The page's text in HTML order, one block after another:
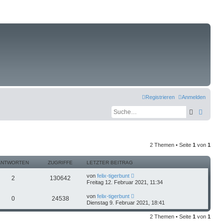
Anmelden
Registrieren
Suche
2 Themen • Seite 1 von 1
ZUGRIFFE LETZTER BEITRAG
2 130642 von felix-tigerbunt
Freitag 12. Februar 2021, 11:34
0 24538 von felix-tigerbunt
Dienstag 9. Februar 2021, 18:41
2 Themen • Seite 1 von 1